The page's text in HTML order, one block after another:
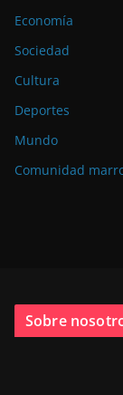
Economía
Sociedad
Cultura
Deportes
Mundo
Comunidad
Sobre